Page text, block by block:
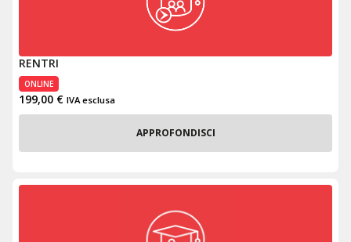
RENTRI
ONLINE
199,00 € IVA esclusa
APPROFONDISCI